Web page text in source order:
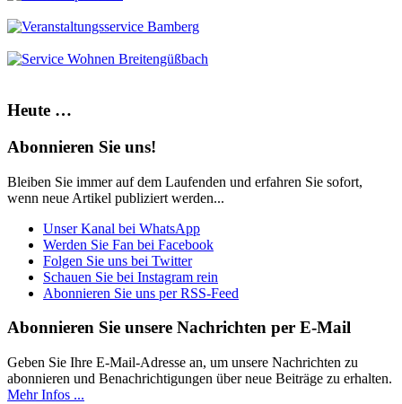
Heute …
Abonnieren Sie uns!
Bleiben Sie immer auf dem Laufenden und erfahren Sie sofort,
wenn neue Artikel publiziert werden...
Unser Kanal bei WhatsApp
Werden Sie Fan bei Facebook
Folgen Sie uns bei Twitter
Schauen Sie bei Instagram rein
Abonnieren Sie uns per RSS-Feed
Abonnieren Sie unsere Nachrichten per E-Mail
Geben Sie Ihre E-Mail-Adresse an, um unsere Nachrichten zu
abonnieren und Benachrichtigungen über neue Beiträge zu erhalten.
Mehr Infos ...